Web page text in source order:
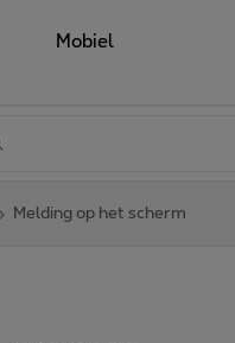
Mobiel
Melding op het scherm